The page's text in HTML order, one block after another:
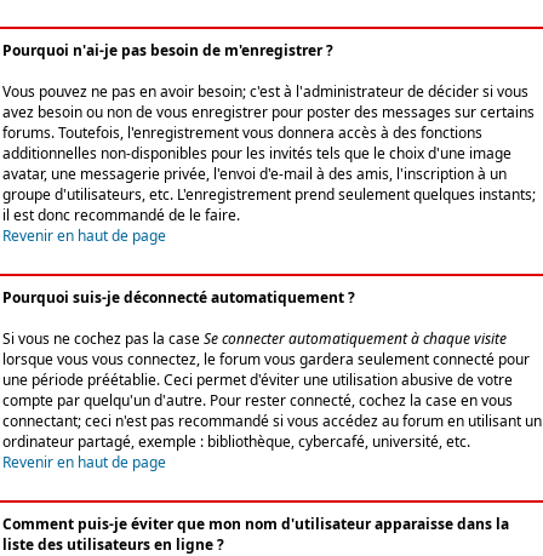
Pourquoi n'ai-je pas besoin de m'enregistrer ?
Vous pouvez ne pas en avoir besoin; c'est à l'administrateur de décider si vous
avez besoin ou non de vous enregistrer pour poster des messages sur certains
forums. Toutefois, l'enregistrement vous donnera accès à des fonctions
additionnelles non-disponibles pour les invités tels que le choix d'une image
avatar, une messagerie privée, l'envoi d'e-mail à des amis, l'inscription à un
groupe d'utilisateurs, etc. L'enregistrement prend seulement quelques instants;
il est donc recommandé de le faire.
Revenir en haut de page
Pourquoi suis-je déconnecté automatiquement ?
Si vous ne cochez pas la caseSe connecter automatiquement à chaque visite
lorsque vous vous connectez, le forum vous gardera seulement connecté pour
une période préétablie. Ceci permet d'éviter une utilisation abusive de votre
compte par quelqu'un d'autre. Pour rester connecté, cochez la case en vous
connectant; ceci n'est pas recommandé si vous accédez au forum en utilisant un
ordinateur partagé, exemple : bibliothèque, cybercafé, université, etc.
Revenir en haut de page
Comment puis-je éviter que mon nom d'utilisateur apparaisse dans la
liste des utilisateurs en ligne ?